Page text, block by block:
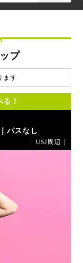
プ
ます
！
パスなし
｜USJ周辺｜